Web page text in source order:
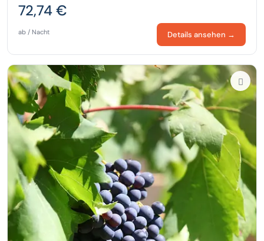
72,74 €
ab / Nacht Details ansehen →